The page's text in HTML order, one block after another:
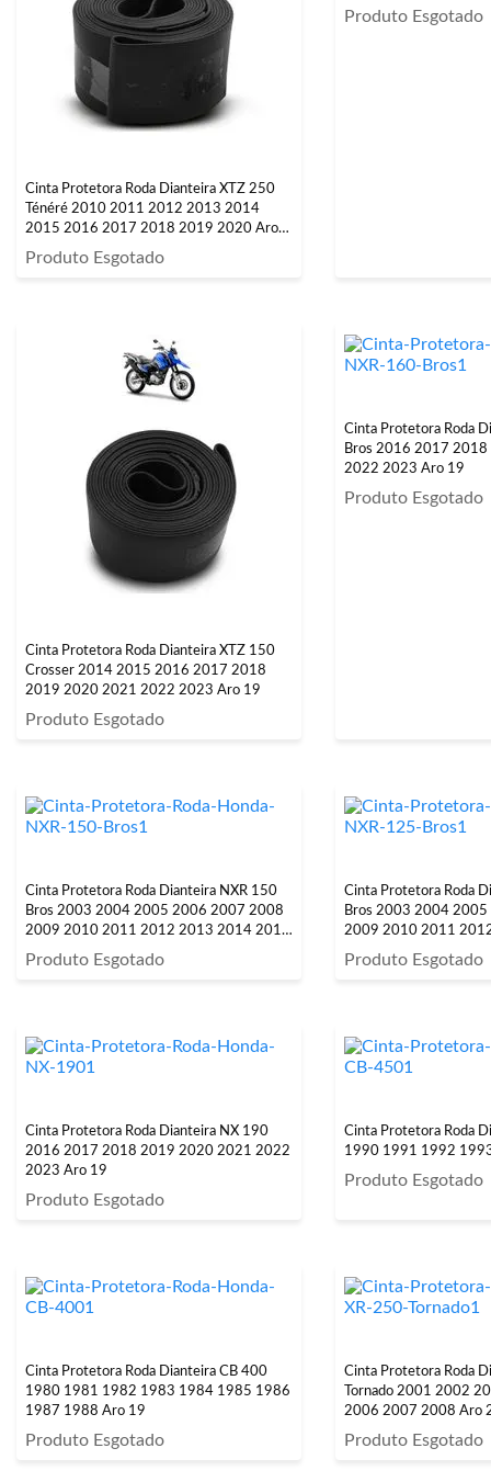
Cinta Protetora Roda Dianteira XTZ 250
Ténéré 2010 2011 2012 2013 2014
2015 2016 2017 2018 2019 2020 Aro
21
Produto Esgotado
Produto Esgotado
Cinta Protetora Roda Dianteira XTZ 150
Crosser 2014 2015 2016 2017 2018
2019 2020 2021 2022 2023 Aro 19
Produto Esgotado
Cinta Protetora Roda
Bros 2016 2017
2022 2023 Aro 19
Produto Esgotado
Cinta Protetora Roda Dianteira NXR 150
Bros 2003 2004 2005 2006 2007 2008
2009 2010 2011 2012 2013 2014 2015
Aro 19
Produto Esgotado
Cinta Protetora Roda
Bros 2003 2004
2009 2010 2011
Aro 19
Produto Esgotado
Cinta Protetora Roda Dianteira NX 190
2016 2017 2018 2019 2020 2021 2022
2023 Aro 19
Produto Esgotado
Cinta Protetora Roda
1990 1991 1992
Produto Esgotado
Cinta Protetora Roda Dianteira CB 400
1980 1981 1982 1983 1984 1985 1986
1987 1988 Aro 19
Produto Esgotado
Cinta Protetora Roda
Tornado 2001 2002
2006 2007 2008 Aro
Produto Esgotado